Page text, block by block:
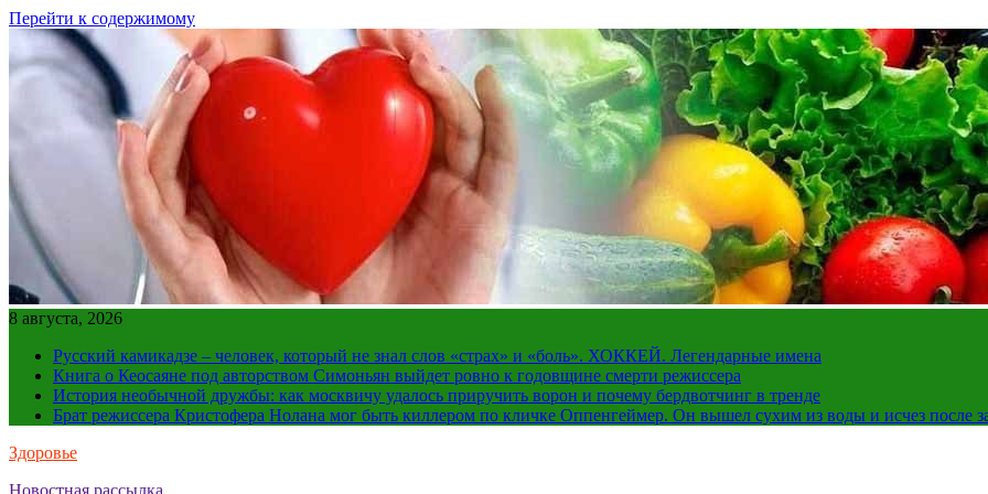
Перейти к содержимому
8 августа, 2026
Русский камикадзе – человек, который не знал слов «страх» и «боль». ХОККЕЙ. Легендарные имена
Книга о Кеосаяне под авторством Симоньян выйдет ровно к годовщине смерти режиссера
История необычной дружбы: как москвичу удалось приручить ворон и почему бердвотчинг в тренде
Брат режиссера Кристофера Нолана мог быть киллером по кличке Оппенгеймер. Он вышел сухим из воды и исчез после
Здоровье
Новостная рассылка